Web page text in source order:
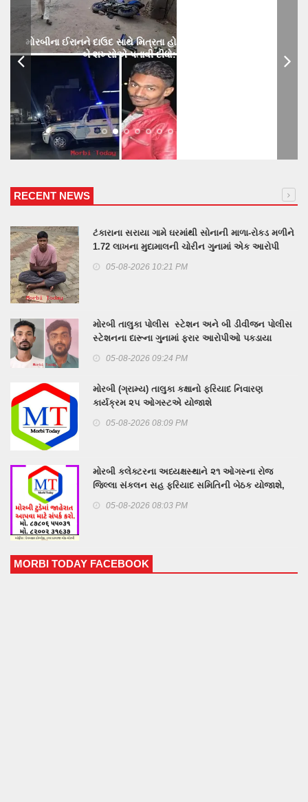
મોરબીના ઈરાનને દાઉદ સાથે મિત્રતા હોય છાતીમાં છરીનો ઘા ઝીકિને
બે શખ્સોએ પતાવી દીધો: ગુનો નોંધાયો
RECENT NEWS
ટંકારાના સરાયા ગામે ઘરમાંથી સોનાની માળા-રોકડ મળીને
1.72 લાખના મુદામાલની ચોરીન ગુનામાં એક આરોપી
05-08-2026 10:21 PM
મોરબી તાલુકા પોલીસ સ્ટેશન અને બી ડીવીજન પોલીસ
સ્ટેશનના દારૂના ગુનામાં ફરાર આરોપીઓ પકડાયા
05-08-2026 09:24 PM
મોરબી (ગ્રામ્ય) તાલુકા કક્ષાનો ફરિયાદ નિવારણ
કાર્યક્રમ ૨૫ ઓગસ્ટએ યોજાશે
05-08-2026 08:09 PM
મોરબી કલેક્ટરના અધ્યક્ષસ્થાને ૨૧ ઓગસ્ના રોજ
જિલ્લા સંકલન સહ ફરિયાદ સમિતિની બેઠક યોજાશે,
હસ્તકળાના કારીગરોના સર્વાંગી ઉત્કર્ષ માટે આશીર્વાદરૂપ
05-08-2026 08:03 PM
MORBI TODAY FACEBOOK